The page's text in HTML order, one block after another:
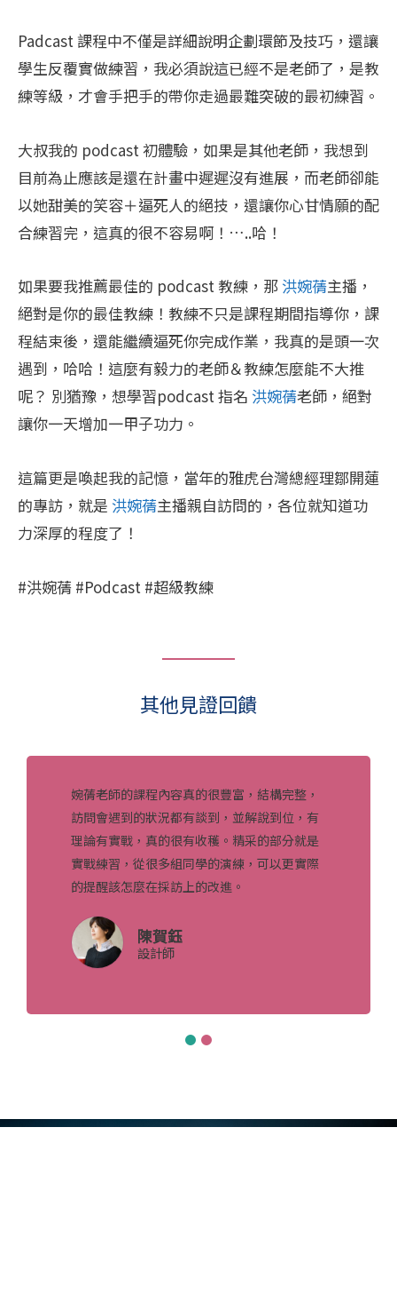
Padcast 課程中不僅是詳細說明企劃環節及技巧，還讓
學生反覆實做練習，我必須說這已經不是老師了，是教
練等級，才會手把手的帶你走過最難突破的最初練習。
大叔我的 podcast 初體驗，如果是其他老師，我想到
目前為止應該是還在計畫中遲遲沒有進展，而老師卻能
以她甜美的笑容＋逼死人的絕技，還讓你心甘情願的配
合練習完，這真的很不容易啊！…..哈！
如果要我推薦最佳的 podcast 教練，那 洪婉蒨主播，
絕對是你的最佳教練！教練不只是課程期間指導你，課
程結束後，還能繼續逼死你完成作業，我真的是頭一次
遇到，哈哈！這麼有毅力的老師＆教練怎麼能不大推
呢？ 別猶豫，想學習podcast 指名 洪婉蒨老師，絕對
讓你一天增加一甲子功力。
這篇更是喚起我的記憶，當年的雅虎台灣總經理鄒開蓮
的專訪，就是 洪婉蒨主播親自訪問的，各位就知道功
力深厚的程度了！
#洪婉蒨 #Podcast #超級教練
其他見證回饋
婉蒨老師的課程內容真的很豐富，結構完整，
訪問會遇到的狀況都有談到，並解說到位，有
理論有實戰，真的很有收穫。精采的部分就是
實戰練習，從很多組同學的演練，可以更實際
的提醒該怎麼在採訪上的改進。
陳賀鈺
設計師